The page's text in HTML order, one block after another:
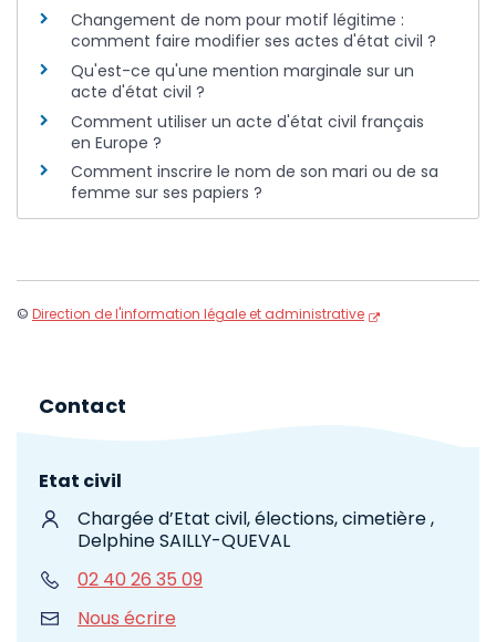
Changement de nom pour motif légitime :
comment faire modifier ses actes d'état civil ?
Qu'est-ce qu'une mention marginale sur un
acte d'état civil ?
Comment utiliser un acte d'état civil français
en Europe ?
Comment inscrire le nom de son mari ou de sa
femme sur ses papiers ?
© Direction de l'information légale et administrative
Contact
Etat civil
Chargée d’Etat civil, élections, cimetière ,
Delphine SAILLY-QUEVAL
02 40 26 35 09
Nous écrire